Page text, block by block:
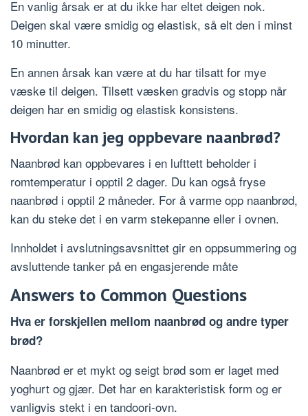
En vanlig årsak er at du ikke har eltet deigen nok.
Deigen skal være smidig og elastisk, så elt den i minst
10 minutter.
En annen årsak kan være at du har tilsatt for mye
væske til deigen. Tilsett væsken gradvis og stopp når
deigen har en smidig og elastisk konsistens.
Hvordan kan jeg oppbevare naanbrød?
Naanbrød kan oppbevares i en lufttett beholder i
romtemperatur i opptil 2 dager. Du kan også fryse
naanbrød i opptil 2 måneder. For å varme opp naanbrød,
kan du steke det i en varm stekepanne eller i ovnen.
Innholdet i avslutningsavsnittet gir en oppsummering og
avsluttende tanker på en engasjerende måte
Answers to Common Questions
Hva er forskjellen mellom naanbrød og andre typer
brød?
Naanbrød er et mykt og seigt brød som er laget med
yoghurt og gjær. Det har en karakteristisk form og er
vanligvis stekt i en tandoori-ovn.